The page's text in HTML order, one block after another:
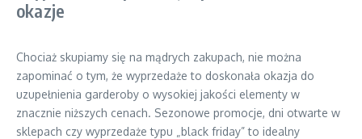
okazje
Chociaż skupiamy się na mądrych zakupach, nie można
zapominać o tym, że wyprzedaże to doskonała okazja do
uzupełnienia garderoby o wysokiej jakości elementy w
znacznie niższych cenach. Sezonowe promocje, dni otwarte w
sklepach czy wyprzedaże typu „black friday” to idealny